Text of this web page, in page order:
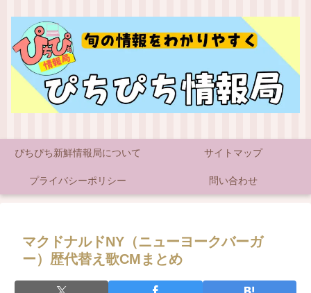
ぴちぴち新鮮情報局について サイトマップ
プライバシーポリシー 問い合わせ
マクドナルドNY（ニューヨークバーガ
ー）歴代替え歌CMまとめ